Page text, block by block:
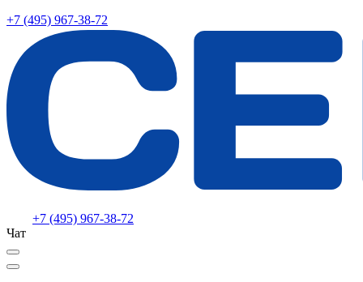
+7 (495) 967-38-72
+7 (495) 967-38-72
Чат